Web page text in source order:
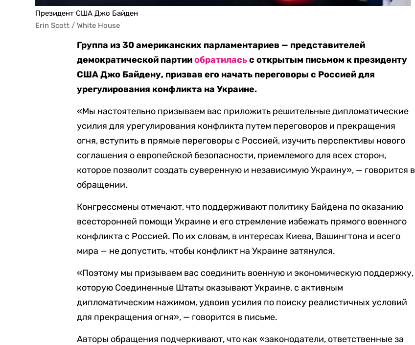
Президент США Джо Байден
Erin Scott / White House
Группа из 30 американских парламентариев — представителей
демократической партииобратиласьс открытым письмом к президенту
США Джо Байдену, призвав его начать переговоры с Россией для
урегулирования конфликта на Украине.
«Мы настоятельно призываем вас приложить решительные дипломатические
усилия для урегулирования конфликта путем переговоров и прекращения
огня, вступить в прямые переговоры с Россией, изучить перспективы нового
соглашения о европейской безопасности, приемлемого для всех сторон,
которое позволит создать суверенную и независимую Украину», — говорится в
обращении.
Конгрессмены отмечают, что поддерживают политику Байдена по оказанию
всесторонней помощи Украине и его стремление избежать прямого военного
конфликта с Россией. По их словам, в интересах Киева, Вашингтона и всего
мира — не допустить, чтобы конфликт на Украине затянулся.
«Поэтому мы призываем вас соединить военную и экономическую поддержку,
которую Соединенные Штаты оказывают Украине, с активным
дипломатическим нажимом, удвоив усилия по поиску реалистичных условий
для прекращения огня», — говорится в письме.
Авторы обращения подчеркивают, что как «законодатели, ответственные за